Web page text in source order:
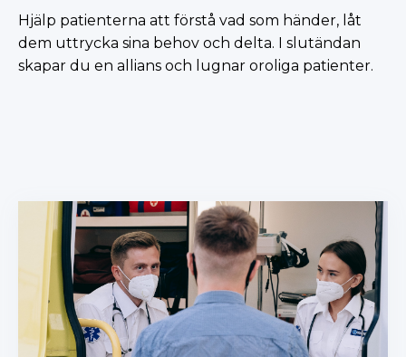
Hjälp patienterna att förstå vad som händer, låt
dem uttrycka sina behov och delta. I slutändan
skapar du en allians och lugnar oroliga patienter.